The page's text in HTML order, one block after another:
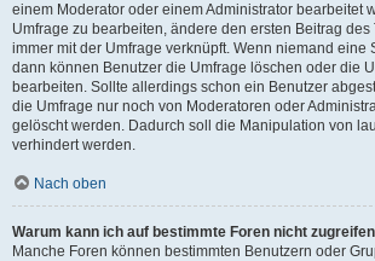
einem Moderator oder einem Administrator bearbeitet
Umfrage zu bearbeiten, ändere den ersten Beitrag des
immer mit der Umfrage verknüpft. Wenn niemand eine
dann können Benutzer die Umfrage löschen oder die
bearbeiten. Sollte allerdings schon ein Benutzer
die Umfrage nur noch von Moderatoren oder
gelöscht werden. Dadurch soll die Manipulation von
verhindert werden.
Nach oben
Warum kann ich auf bestimmte Foren nicht
Manche Foren können bestimmten Benutzern oder